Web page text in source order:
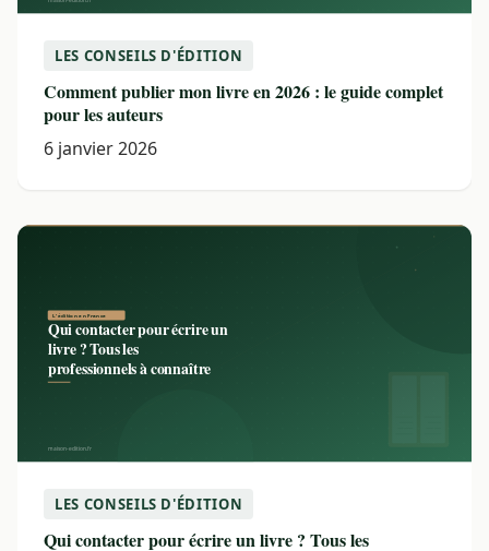
LES CONSEILS D'ÉDITION
Comment publier mon livre en 2026 : le guide complet
pour les auteurs
6 janvier 2026
LES CONSEILS D'ÉDITION
Qui contacter pour écrire un livre ? Tous les